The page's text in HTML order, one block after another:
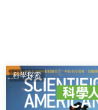
科學探索